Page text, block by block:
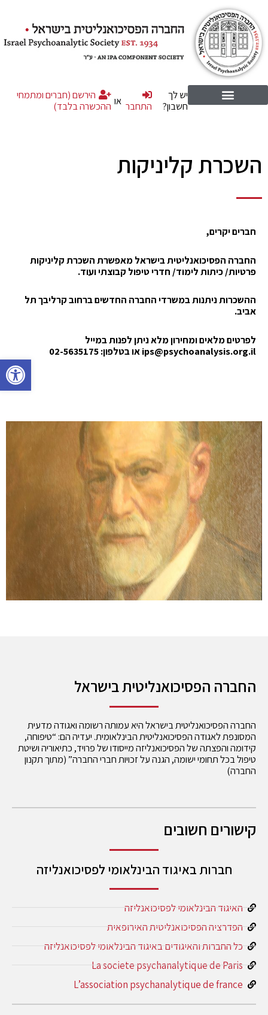
פתח
יש לך
חשבון?
התחבר או
הירשם (חברים ומתמחי
ההכשרה בלבד)
השכרת קליניקות
חברים יקרים,
החברה הפסיכואנליטית בישראל מאפשרתהשכרתקליניקות
פרטיות/ כיתות לימוד/ חדרי טיפול קבוצתי ועוד.
ההשכרותניתנות במשרדי החברה החדשים ברחוב קרליבך תל
אביב.
לפרטים מלאים ומחירון מלא ניתן לפנות במייל
ips@psychoanalysis.org.il או בטלפון: 02-5635175
החברה הפסיכואנליטית בישראל
החברה הפסיכואנליטית בישראל היא עמותה רשומה ואגודה מדעית
המסונפת לאגודה הפסיכואנליטית הבינלאומית. יעדיה הם: “טיפוחה,
קידומה והפצתה של הפסיכואנליזה מייסודו של פרויד, כתיאוריה ושיטת
טיפול בכל תחומי ישומה, הגנה על זכויות חברי החברה” (מתוך תקנון
החברה)
קישורים חשובים
חברות באיגוד הבינלאומי לפסיכואנליזה
האיגוד הבינלאומי לפסיכואנליזה
הפדרציה הפסיכואנליטית האירופאית
כל החברות והאיגודים באיגוד הבינלאומי לפסיכואנליזה
La societe psychanalytique de Paris
L’association psychanalytique de france